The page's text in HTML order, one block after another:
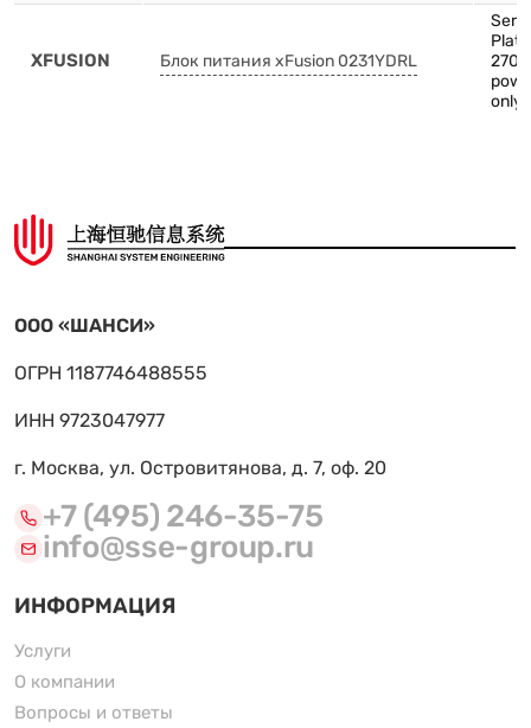
XFUSION Блок питания xFusion 0231YDRL
only
ООО «ШАНСИ»
ОГРН 1187746488555
ИНН 9723047977
г. Москва, ул. Островитянова, д. 7, оф. 20
+7 (495) 246-35-75
info@sse-group.ru
ИНФОРМАЦИЯ
Услуги
О компании
Вопросы и ответы